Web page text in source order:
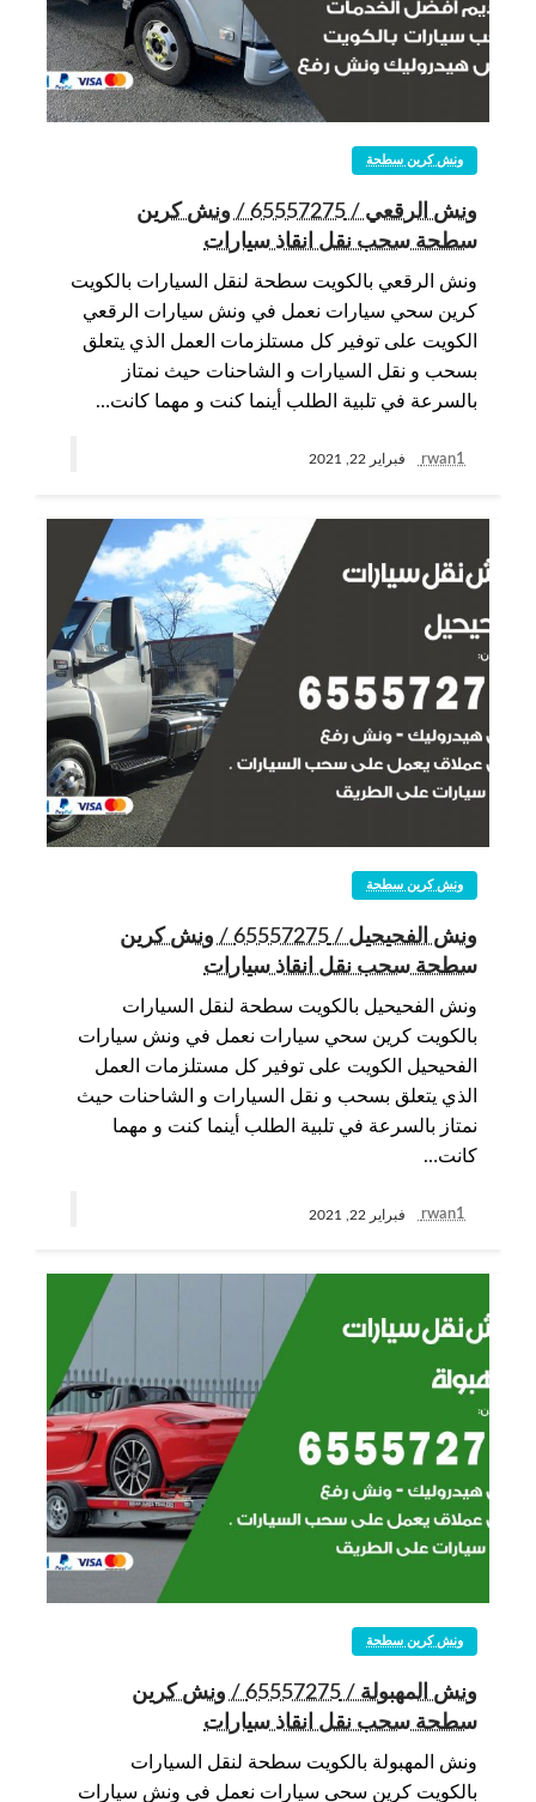
ونش كرين سطحة
ونش الرقعي / 65557275 / ونش كرين
سطحة سحب نقل انقاذ سيارات
ونش الرقعي بالكويت سطحة لنقل السيارات بالكويت
كرين سحي سيارات نعمل في ونش سيارات الرقعي
الكويت على توفير كل مستلزمات العمل الذي يتعلق
بسحب و نقل السيارات و الشاحنات حيث نمتاز
بالسرعة في تلبية الطلب أينما كنت و مهما كانت…
rwan1 فبراير 22, 2021
ونش كرين سطحة
ونش الفحيحيل / 65557275 / ونش كرين
سطحة سحب نقل انقاذ سيارات
ونش الفحيحيل بالكويت سطحة لنقل السيارات
بالكويت كرين سحي سيارات نعمل في ونش سيارات
الفحيحيل الكويت على توفير كل مستلزمات العمل
الذي يتعلق بسحب و نقل السيارات و الشاحنات حيث
نمتاز بالسرعة في تلبية الطلب أينما كنت و مهما
كانت…
rwan1 فبراير 22, 2021
ونش كرين سطحة
ونش المهبولة / 65557275 / ونش كرين
سطحة سحب نقل انقاذ سيارات
ونش المهبولة بالكويت سطحة لنقل السيارات
بالكويت كرين سحي سيارات نعمل في ونش سيارات